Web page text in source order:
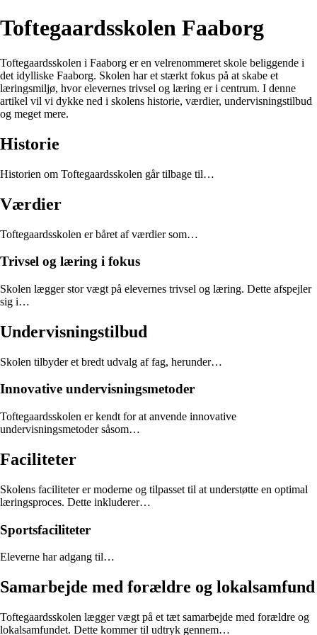
Toftegaardsskolen Faaborg
Toftegaardsskolen i Faaborg er en velrenommeret skole beliggende i
det idylliske Faaborg. Skolen har et stærkt fokus på at skabe et
læringsmiljø, hvor elevernes trivsel og læring er i centrum. I denne
artikel vil vi dykke ned i skolens historie, værdier, undervisningstilbud
og meget mere.
Historie
Historien om Toftegaardsskolen går tilbage til…
Værdier
Toftegaardsskolen er båret af værdier som…
Trivsel og læring i fokus
Skolen lægger stor vægt på elevernes trivsel og læring. Dette afspejler
sig i…
Undervisningstilbud
Skolen tilbyder et bredt udvalg af fag, herunder…
Innovative undervisningsmetoder
Toftegaardsskolen er kendt for at anvende innovative
undervisningsmetoder såsom…
Faciliteter
Skolens faciliteter er moderne og tilpasset til at understøtte en optimal
læringsproces. Dette inkluderer…
Sportsfaciliteter
Eleverne har adgang til…
Samarbejde med forældre og lokalsamfund
Toftegaardsskolen lægger vægt på et tæt samarbejde med forældre og
lokalsamfundet. Dette kommer til udtryk gennem…